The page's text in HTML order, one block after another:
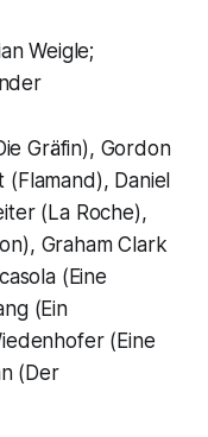
Weigle;
Gräfin), Gordon
Daniel
(La Roche),
Graham Clark
(Eine
(Ein
(Eine
(Der